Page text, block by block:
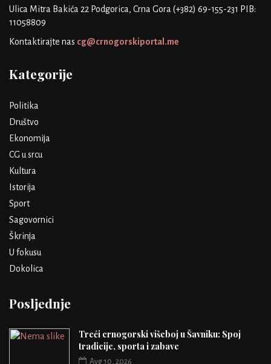
Ulica Mitra Bakića 22 Podgorica, Crna Gora (+382) 69-155-231 PIB:
11058809
Kontaktirajte nas cg@crnogorskiportal.me
Kategorije
Politika
Društvo
Ekonomija
CG u srcu
Kultura
Istorija
Sport
Sagovornici
Škrinja
U fokusu
Dokolica
Posljednje
Treći crnogorski višeboj u Šavniku: Spoj
tradicije, sporta i zabave
Avg 10, 2026